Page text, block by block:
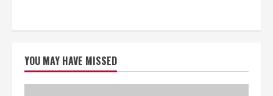
YOU MAY HAVE MISSED